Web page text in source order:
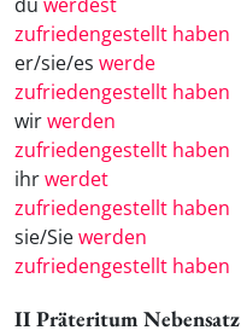
zufriedengestellt haben
er/sie/es werde
zufriedengestellt haben
wirwerden
zufriedengestellt haben
ihrwerdet
zufriedengestellt haben
sie/Siewerden
zufriedengestellt haben
II Präteritum Nebensatz